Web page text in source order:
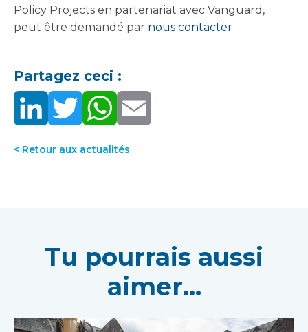
Policy Projects en partenariat avec Vanguard,
peut être demandé par nous contacter .
Partagez ceci :
< Retour aux actualités
Tu pourrais aussi
aimer...